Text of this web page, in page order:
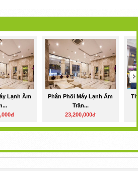
Lạnh Âm
Phân Phối Máy Lạnh Âm
Trần...
23,200,000đ